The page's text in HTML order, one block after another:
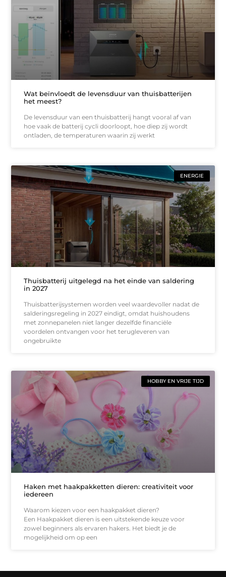
Wat beïnvloedt de levensduur van thuisbatterijen
het meest?
De levensduur van een thuisbatterij hangt vooral af van
hoe vaak de batterij cycli doorloopt, hoe diep zij wordt
ontladen, de temperaturen waarin zij werkt
ENERGIE
Thuisbatterij uitgelegd na het einde van saldering
in 2027
Thuisbatterijsystemen worden veel waardevoller nadat de
salderingsregeling in 2027 eindigt, omdat huishoudens
met zonnepanelen niet langer dezelfde financiële
voordelen ontvangen voor het terugleveren van
ongebruikte
HOBBY EN VRIJE TIJD
Haken met haakpakketten dieren: creativiteit voor
iedereen
Waarom kiezen voor een haakpakket dieren?
Een Haakpakket dieren is een uitstekende keuze voor
zowel beginners als ervaren hakers. Het biedt je de
mogelijkheid om op een